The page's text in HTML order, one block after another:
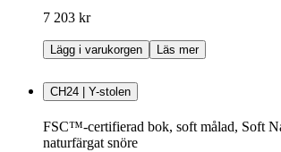
7 203 kr
Lägg i varukorgen Läs mer
CH24 | Y-stolen
FSC™-certifierad bok, soft målad, Soft
naturfärgat snöre